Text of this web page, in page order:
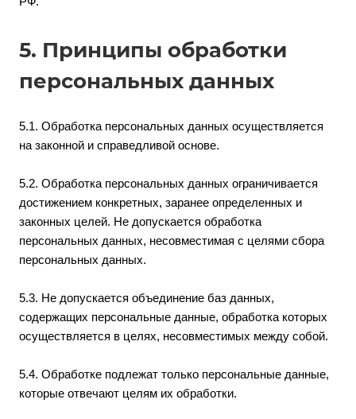
5. Принципы обработки
персональных данных
5.1. Обработка персональных данных осуществляется
на законной и справедливой основе.
5.2. Обработка персональных данных ограничивается
достижением конкретных, заранее определенных и
законных целей. Не допускается обработка
персональных данных, несовместимая с целями сбора
персональных данных.
5.3. Не допускается объединение баз данных,
содержащих персональные данные, обработка которых
осуществляется в целях, несовместимых между собой.
5.4. Обработке подлежат только персональные данные,
которые отвечают целям их обработки.